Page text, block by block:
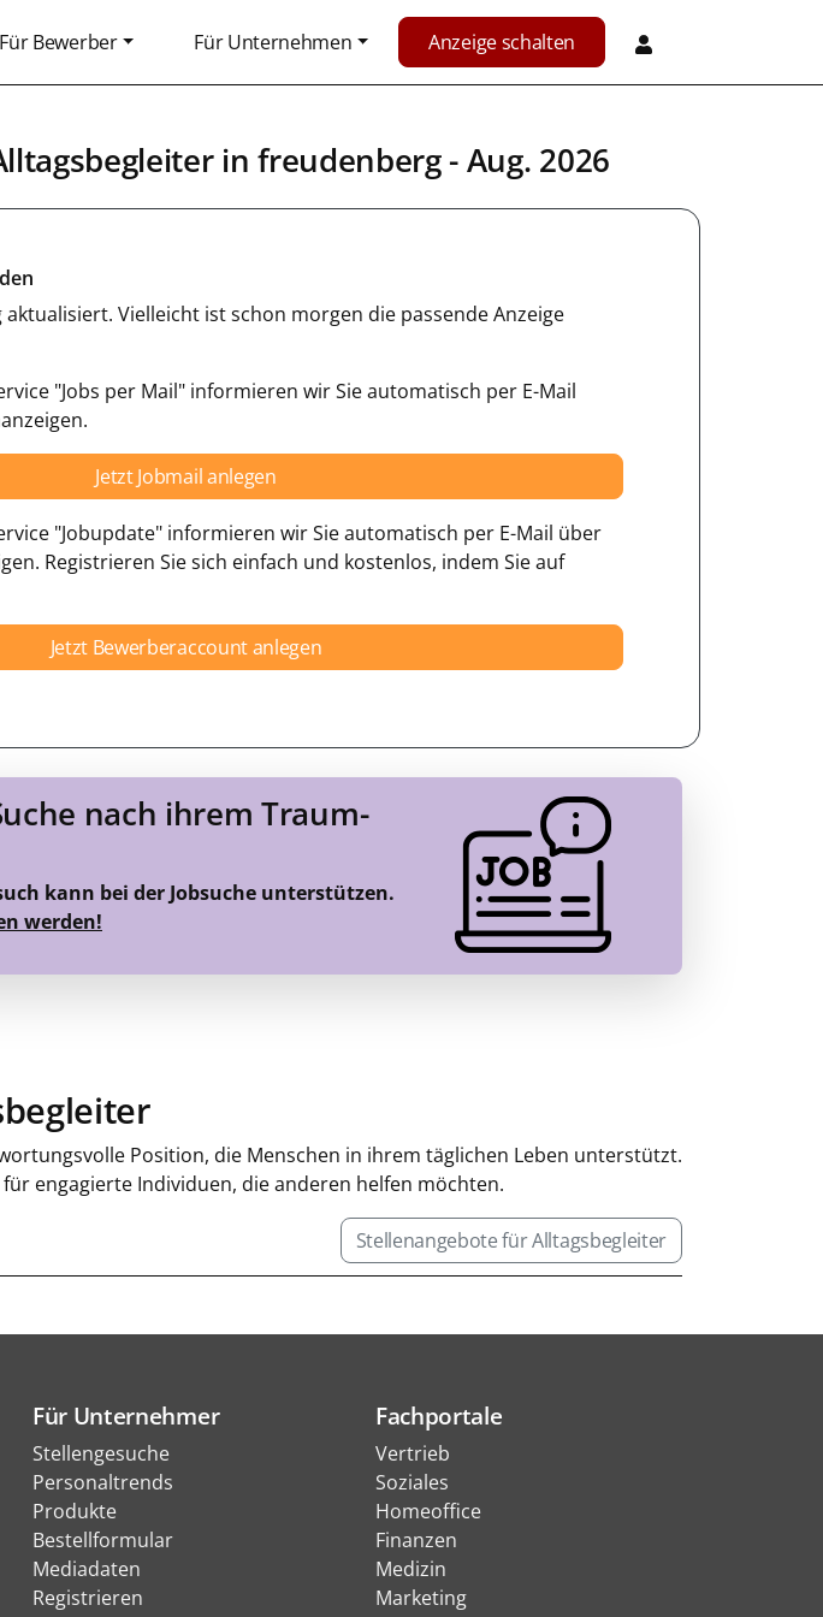
Für Bewerber Für Unternehmen Anzeige schalten
infreudenberg- Aug. 2026
Vielleicht ist schon morgen die passende Anzeige
"Jobs per Mail" informieren wir Sie automatisch per E-Mail
Jetzt Jobmail anlegen
"Jobupdate" informieren wir Sie automatisch per E-Mail über
Registrieren Sie sich einfach und kostenlos, indem Sie auf
Jetzt Bewerberaccount anlegen
nach ihrem Traum-
kann bei der Jobsuche unterstützen.
werden!
Position, die Menschen in ihrem täglichen Leben unterstützt.
engagierte Individuen, die anderen helfen möchten.
Stellenangebote für Alltagsbegleiter
Für Unternehmer
Stellengesuche
Personaltrends
Produkte
Bestellformular
Mediadaten
Registrieren
Fachportale
Vertrieb
Soziales
Homeoffice
Finanzen
Medizin
Marketing